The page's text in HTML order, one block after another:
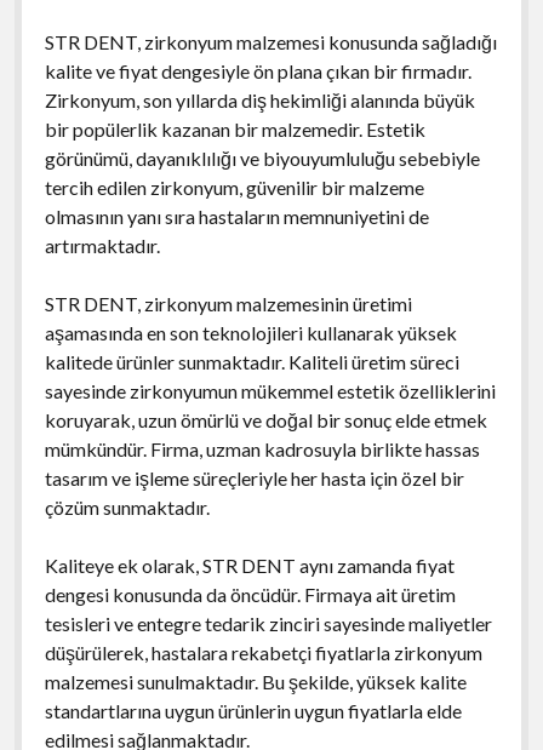
STR DENT, zirkonyum malzemesi konusunda sağladığı
kalite ve fiyat dengesiyle ön plana çıkan bir firmadır.
Zirkonyum, son yıllarda diş hekimliği alanında büyük
bir popülerlik kazanan bir malzemedir. Estetik
görünümü, dayanıklılığı ve biyouyumluluğu sebebiyle
tercih edilen zirkonyum, güvenilir bir malzeme
olmasının yanı sıra hastaların memnuniyetini de
artırmaktadır.
STR DENT, zirkonyum malzemesinin üretimi
aşamasında en son teknolojileri kullanarak yüksek
kalitede ürünler sunmaktadır. Kaliteli üretim süreci
sayesinde zirkonyumun mükemmel estetik özelliklerini
koruyarak, uzun ömürlü ve doğal bir sonuç elde etmek
mümkündür. Firma, uzman kadrosuyla birlikte hassas
tasarım ve işleme süreçleriyle her hasta için özel bir
çözüm sunmaktadır.
Kaliteye ek olarak, STR DENT aynı zamanda fiyat
dengesi konusunda da öncüdür. Firmaya ait üretim
tesisleri ve entegre tedarik zinciri sayesinde maliyetler
düşürülerek, hastalara rekabetçi fiyatlarla zirkonyum
malzemesi sunulmaktadır. Bu şekilde, yüksek kalite
standartlarına uygun ürünlerin uygun fiyatlarla elde
edilmesi sağlanmaktadır.